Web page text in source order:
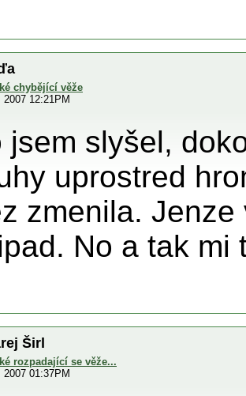
chybějící věže
2007 12:21PM
jsem slyšel,
uprostred
zmenila.
No a tak mi
Širl
rozpadající se věže...
2007 01:37PM